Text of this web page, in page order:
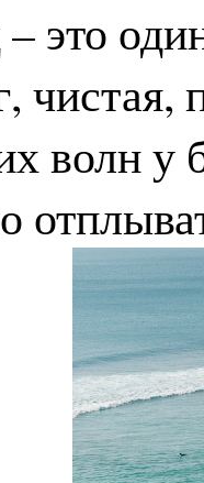
это
чистая,
волн у